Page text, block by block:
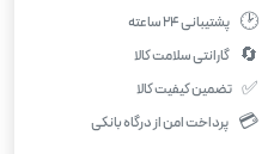
🕑 پشتیبانی ۲۴ ساعته
🔄 گارانتی سلامت کالا
✅ تضمین کیفیت کالا
💳 پرداخت امن از درگاه بانکی